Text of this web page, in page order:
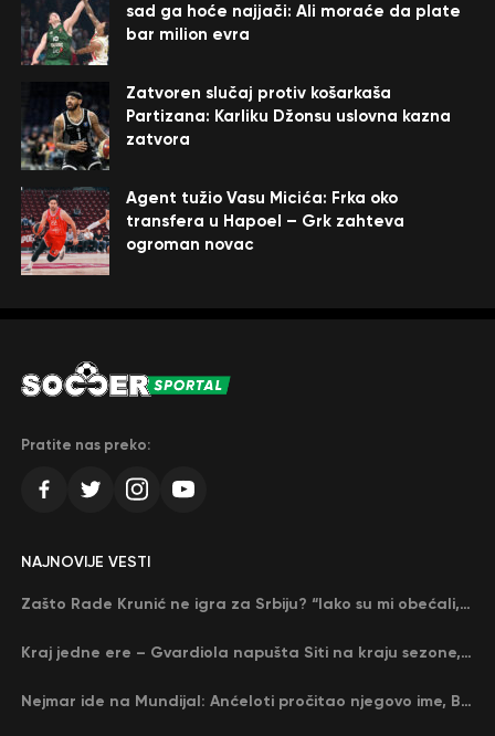
sad ga hoće najjači: Ali moraće da plate
bar milion evra
Zatvoren slučaj protiv košarkaša
Partizana: Karliku Džonsu uslovna kazna
zatvora
Agent tužio Vasu Micića: Frka oko
transfera u Hapoel – Grk zahteva
ogroman novac
Pratite nas preko:
NAJNOVIJE VESTI
Zašto Rade Krunić ne igra za Srbiju? “Iako su mi obećali, niko me nije zvao…”
Kraj jedne ere – Gvardiola napušta Siti na kraju sezone, menja ga njegov nekadašnji rival
Nejmar ide na Mundijal: Anćeloti pročitao njegovo ime, Brazil u delirijumu (VIDEO)